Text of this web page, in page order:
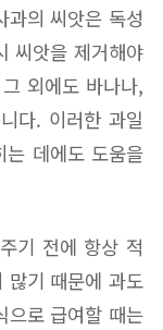
과의 씨앗은 독성
씨앗을 제거해야
외에도 바나나,
다. 이러한 과일
는 데에도 도움을
기 전에 항상 적
많기 때문에 과도
으로 급여할 때는